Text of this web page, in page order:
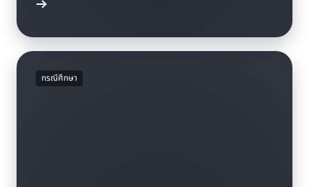
กรณีศึกษา